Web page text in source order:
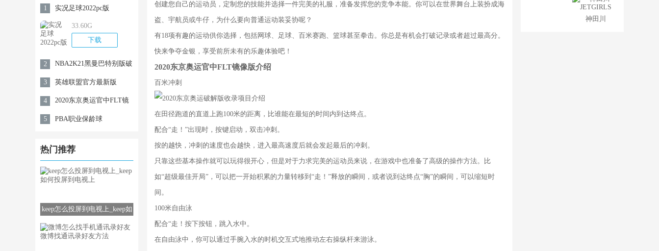
1 实况足球2022pc版
33.60G
下载
2 NBA2K21黑曼巴特别版破
解内购免费版
3 英雄联盟官方最新版
4 2020东京奥运官中FLT镜
像版
5 PBA职业保龄球
热门推荐
keep怎么投屏到电视上_keep如
创建您自己的运动员，定制您的技能并选择一件完美的礼服，准备发挥您的竞争本能。你可以在世界舞台上装扮成海
盗、宇航员或牛仔，为什么要向普通运动装妥协呢？
有18项有趣的运动供你选择，包括网球、足球、百米赛跑、篮球甚至拳击。你总是有机会打破记录或者超过最高分。
快来争夺金银，享受前所未有的乐趣体验吧！
2020东京奥运官中FLT镜像版介绍
百米冲刺
在田径跑道的直道上跑100米的距离，比谁能在最短的时间内到达终点。
配合“走！”出现时，按键启动，双击冲刺。
按的越快，冲刺的速度也会越快，进入最高速度后就会发起最后的冲刺。
只靠这些基本操作就可以玩得很开心，但是对于力求完美的运动员来说，在游戏中也准备了高级的操作方法。比
如“超级最佳开局”，可以把一开始积累的力量转移到“走！”释放的瞬间，或者说到达终点“胸”的瞬间，可以缩短时
间。
100米自由泳
配合“走！按下按钮，跳入水中。
在自由泳中，你可以通过手腕入水的时机交互式地推动左右操纵杆来游泳。
神田川